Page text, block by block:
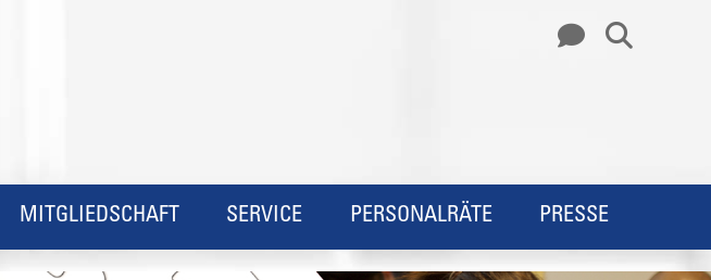
MITGLIEDSCHAFT SERVICE PERSONALRÄTE PRESSE